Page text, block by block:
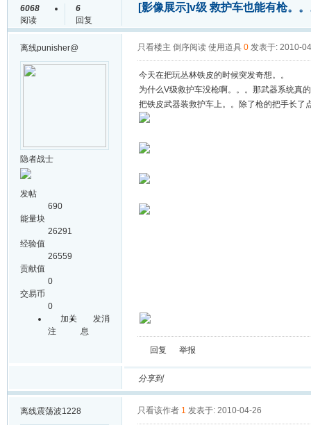
6068
阅读
6
回复
[影像展示]v级 救护车也能有枪。
离线punisher@
隐者战士
发帖
690
能量块
26291
经验值
26559
贡献值
0
交易币
0
加关
注
发消
息
只看楼主 倒序阅读 使用道具 0 发表于: 2010-
今天在把玩丛林铁皮的时候突发奇想。。
为什么V级救护车没枪啊。。。那武器系统真
把铁皮武器装救护车上。。除了枪的把手长了
回复 举报
分享到
离线震荡波1228 只看该作者 1 发表于: 2010-04-26